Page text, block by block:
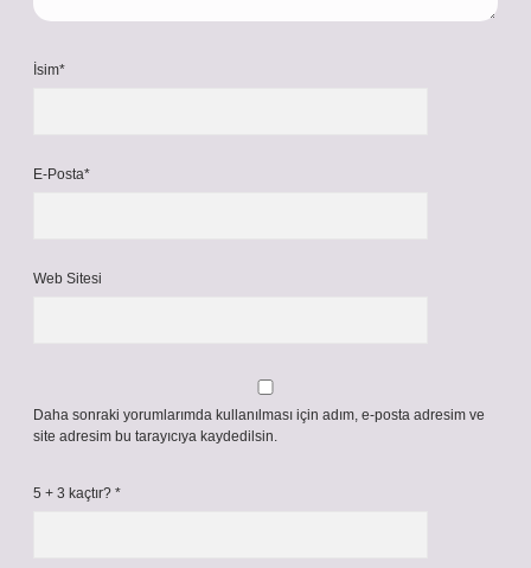
İsim*
E-Posta*
Web Sitesi
Daha sonraki yorumlarımda kullanılması için adım, e-posta adresim ve
site adresim bu tarayıcıya kaydedilsin.
5 + 3 kaçtır? *